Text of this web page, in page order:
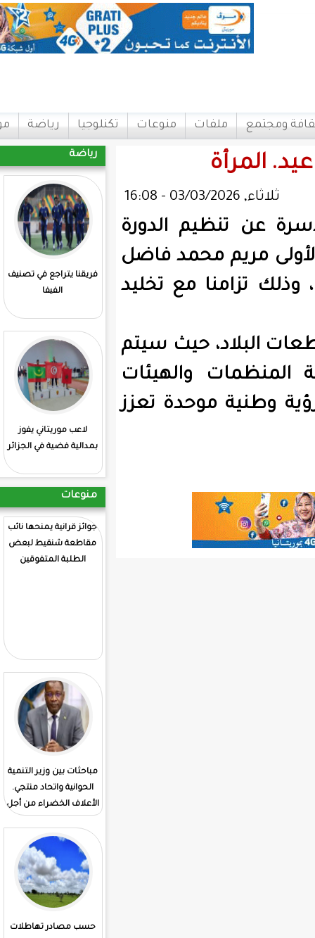
منوعات تكنلوجيا رياضة مواقع اتصل بنا
فريقنا يتراجع في تصنيف
الفيفا
المرابطون يفوزون علي
مدغشقر
: انطلاق منافسات
الشطرنج بمشاركة
مقاطعة شنقيط لبعض
رسالة من أجل مد العون
الي صحفي عاجز الي رئيس
الجمهورية
3 مؤسسات تمويل تغلق
من طرف البنك المركزي
الموريتانيا
بنت الداه تكرم بعض
الدورة
محمد فاضل
تزامنا مع تخليد
حيث سيتم
تعزز